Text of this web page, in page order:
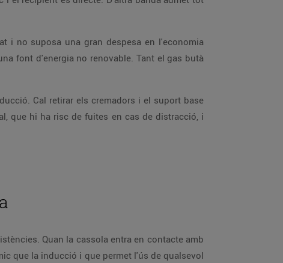
i no suposa una gran despesa en l'economia
font d'energia no renovable. Tant el gas butà
Cal retirar els cremadors i el suport base
que hi ha risc de fuites en cas de distracció, i
Quan la cassola entra en contacte amb
que la inducció i que permet l'ús de qualsevol